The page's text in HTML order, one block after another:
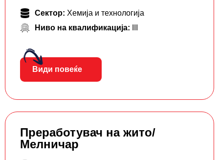
Сектор: Хемија и технологија
Ниво на квалификација:
Види повеќе
Преработувач на жито/
Мелничар